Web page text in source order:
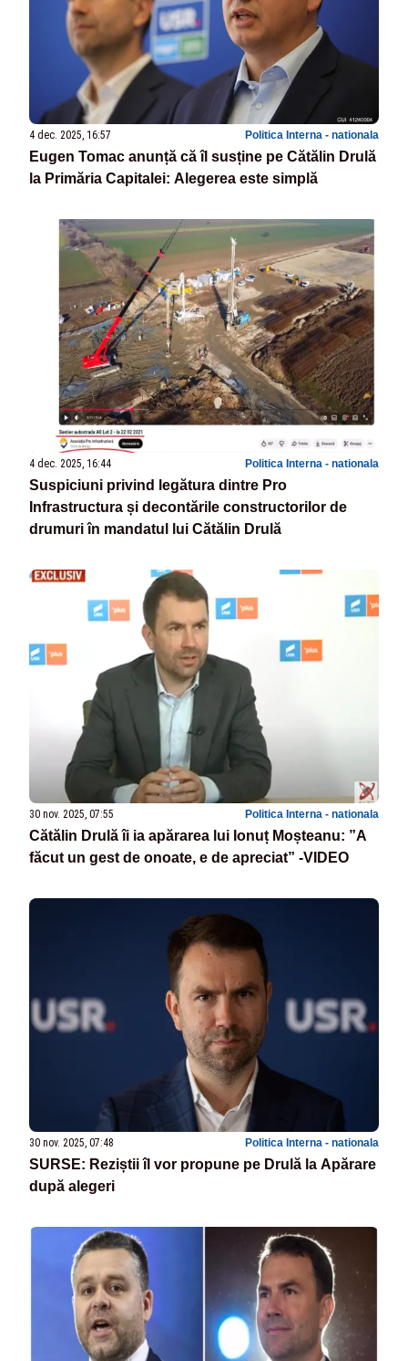
4 dec. 2025, 16:57 Politica Interna - nationala
Eugen Tomac anunță că îl susține pe Cătălin Drulă
la Primăria Capitalei: Alegerea este simplă
4 dec. 2025, 16:44 Politica Interna - nationala
Suspiciuni privind legătura dintre Pro
Infrastructura și decontările constructorilor de
drumuri în mandatul lui Cătălin Drulă
30 nov. 2025, 07:55 Politica Interna - nationala
Cătălin Drulă îi ia apărarea lui Ionuț Moșteanu: ”A
făcut un gest de onoate, e de apreciat” -VIDEO
30 nov. 2025, 07:48 Politica Interna - nationala
SURSE: Reziștii îl vor propune pe Drulă la Apărare
după alegeri